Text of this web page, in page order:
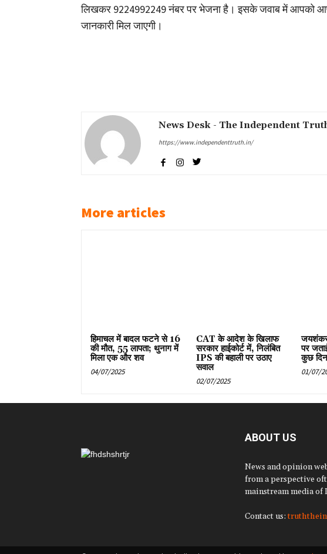
लिखकर 9224992249 नंबर पर भेजना है। इसके जवाब में आपको
जानकारी मिल जाएगी।
News Desk - The Independent
https://www.independenttruth.in/
More articles
हिमाचल में बादल फटने से 16
की मौत, 55 लापता; थुनाग में
मिला एक और शव
04/07/2025
CAT के आदेश के खिलाफ
सरकार हाईकोर्ट में, निलंबित
IPS की बहाली पर उठाए
सवाल
02/07/2025
जयशंकर
पर
कुछ
01/07/
ABOUT US
News and opinion
from a perspective
mainstream media of
Contact us: